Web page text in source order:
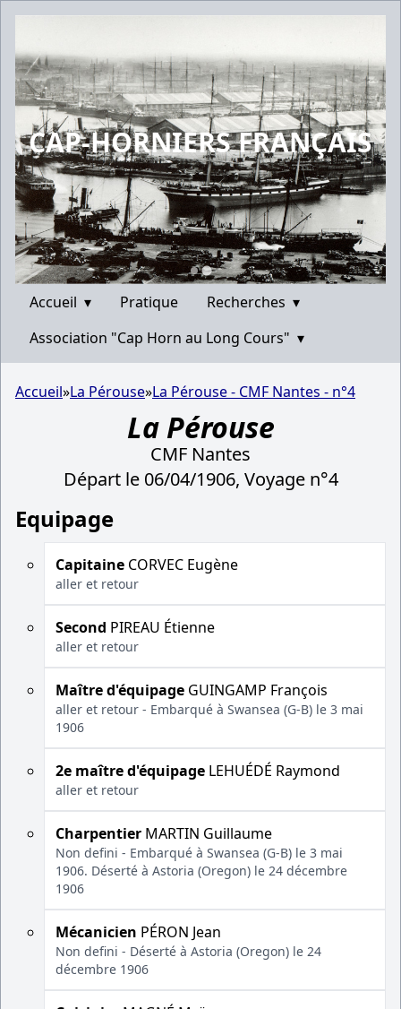
CAP-HORNIERS FRANÇAIS
Accueil ▾ Pratique Recherches ▾
Association "Cap Horn au Long Cours" ▾
Accueil»La Pérouse»La Pérouse - CMF Nantes - n°4
La Pérouse
CMF Nantes
Départ le 06/04/1906, Voyage n°4
Equipage
Capitaine CORVEC Eugène
aller et retour
Second PIREAU Étienne
aller et retour
Maître d'équipage GUINGAMP François
aller et retour - Embarqué à Swansea (G-B) le 3 mai
1906
2e maître d'équipage LEHUÉDÉ Raymond
aller et retour
Charpentier MARTIN Guillaume
Non defini - Embarqué à Swansea (G-B) le 3 mai
1906. Déserté à Astoria (Oregon) le 24 décembre
1906
Mécanicien PÉRON Jean
Non defini - Déserté à Astoria (Oregon) le 24
décembre 1906